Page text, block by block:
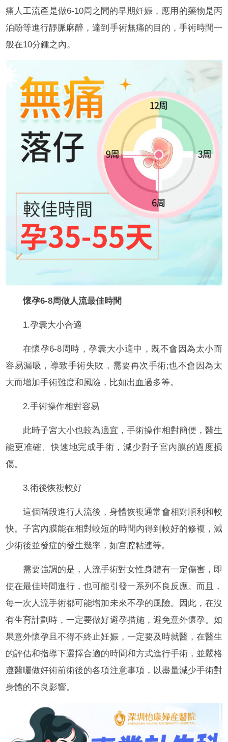
痛人工流產是做6-10周之間的早期妊娠，應用的藥物是丙
泊酚等進行靜脈麻醉，達到手術無痛的目的，手術時間一
般在10分鍾之內。
懷孕6-8周做人流最佳時間
1.孕囊大小合適
在懷孕6-8周時，孕囊大小適中，既不會因為太小而
容易漏吸，導致手術失敗，需要再次手術;也不會因為太
大而增加手術難度和風險，比如出血過多等。
2.手術操作相對容易
此時子宮大小也較為適宜，手術操作相對簡便，醫生
能更准確、快速地完成手術，減少對子宮內膜的過度損
傷。
3.術後恢複較好
這個階段進行人流後，身體恢複通常會相對順利和較
快。子宮內膜能在相對較短的時間內得到較好的修複，減
少術後並發症的發生幾率，如宮腔粘連等。
需要強調的是，人流手術對女性身體有一定傷害，即
使在最佳時間進行，也可能引發一系列不良反應。而且，
每一次人流手術都可能增加未來不孕的風險。因此，在沒
有生育計劃時，一定要做好避孕措施，避免意外懷孕。如
果意外懷孕且不得不終止妊娠，一定要及時就醫，在醫生
的評估和指導下選擇合適的時間和方式進行手術，並嚴格
遵醫囑做好術前術後的各項注意事項，以盡量減少手術對
身體的不良影響。